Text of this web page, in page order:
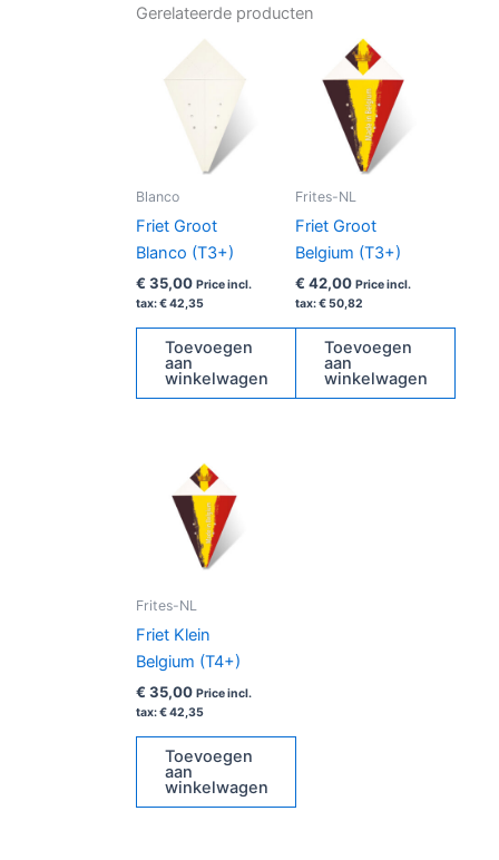
Gerelateerde producten
Blanco
Friet Groot
Blanco (T3+)
€ 35,00 Price incl.
tax:€42,35
Toevoegen
aan
winkelwagen
Frites-NL
Friet Groot
Belgium (T3+)
€ 42,00 Price incl.
tax:€50,82
Toevoegen
aan
winkelwagen
Frites-NL
Friet Klein
Belgium (T4+)
€ 35,00 Price incl.
tax:€42,35
Toevoegen
aan
winkelwagen